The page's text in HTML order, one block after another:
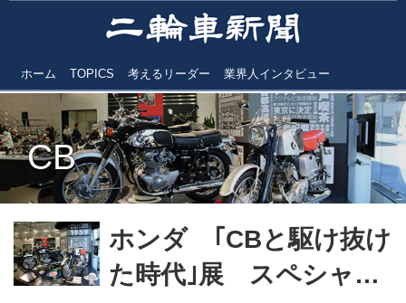
ホーム TOPICS 考えるリーダー 業界人インタビュー
CB
ホンダ ｢CBと駆け抜け
た時代｣展 スペシャル